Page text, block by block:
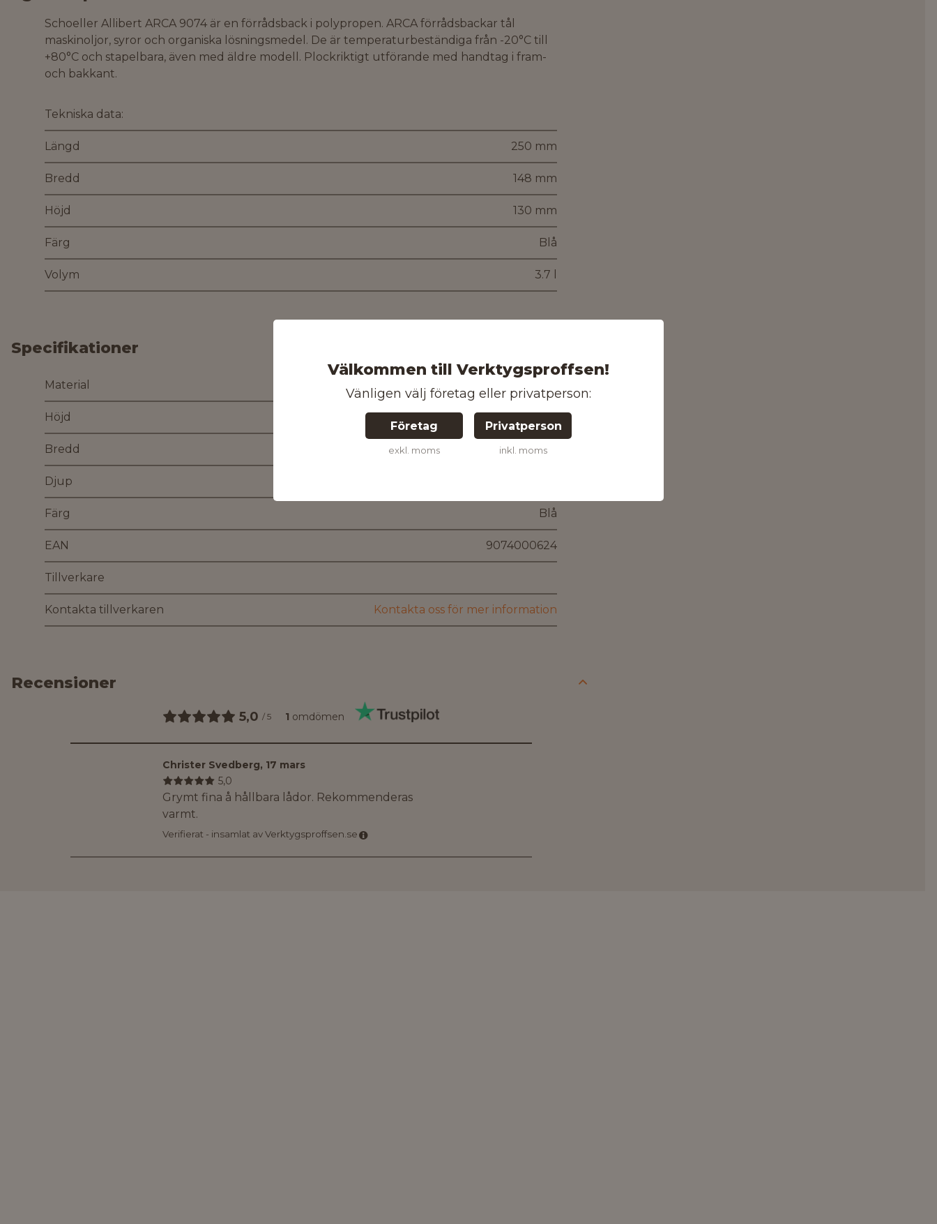
Välkommen till Verktygsproffsen!
Vänligen välj företag eller privatperson:
Företag
exkl. moms
Privatperson
inkl. moms
Schoeller Allibert ARCA 9074 är en förrådsback i polypropen. ARCA förrådsbackar tål
maskinoljor, syror och organiska lösningsmedel. De är temperaturbeständiga från -20°C till
+80°C och stapelbara, även med äldre modell. Plockriktigt utförande med handtag i fram-
och bakkant.
Tekniska data:
Längd 250 mm
Bredd 148 mm
Höjd 130 mm
Färg Blå
Volym 3.7 l
Specifikationer
Material Polypropylen
Höjd 130 mm
Bredd 148 mm
Djup
Färg Blå
EAN 9074000624
Tillverkare
Kontakta tillverkaren Kontakta oss för mer information
Recensioner
5,0 / 5 1 omdömen
Christer Svedberg, 17 mars
5,0
Grymt fina å hållbara lådor. Rekommenderas
varmt.
Verifierat - insamlat av Verktygsproffsen.se